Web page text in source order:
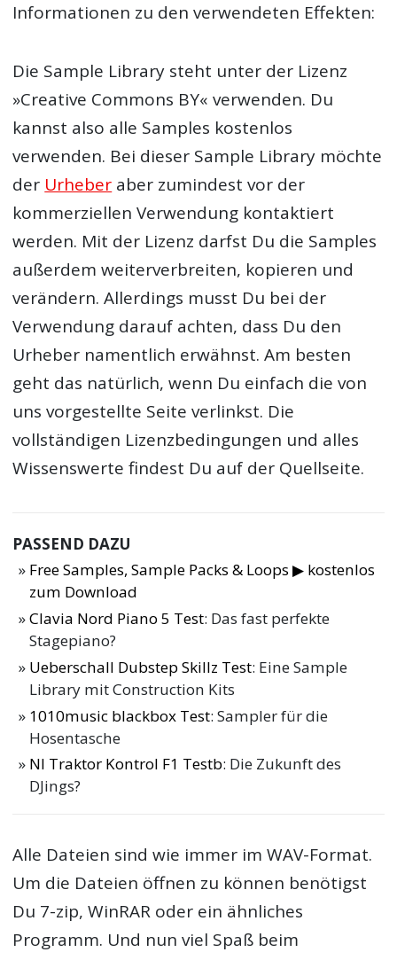
Informationen zu den verwendeten Effekten:
Die Sample Library steht unter der Lizenz
»Creative Commons BY« verwenden. Du
kannst also alle Samples kostenlos
verwenden. Bei dieser Sample Library möchte
der Urheber aber zumindest vor der
kommerziellen Verwendung kontaktiert
werden. Mit der Lizenz darfst Du die Samples
außerdem weiterverbreiten, kopieren und
verändern. Allerdings musst Du bei der
Verwendung darauf achten, dass Du den
Urheber namentlich erwähnst. Am besten
geht das natürlich, wenn Du einfach die von
uns vorgestellte Seite verlinkst. Die
vollständigen Lizenzbedingungen und alles
Wissenswerte findest Du auf der Quellseite.
PASSEND DAZU
Free Samples, Sample Packs & Loops ▶ kostenlos
zum Download
Clavia Nord Piano 5 Test: Das fast perfekte
Stagepiano?
Ueberschall Dubstep Skillz Test: Eine Sample
Library mit Construction Kits
1010music blackbox Test: Sampler für die
Hosentasche
NI Traktor Kontrol F1 Testb: Die Zukunft des
DJings?
Alle Dateien sind wie immer im WAV-Format.
Um die Dateien öffnen zu können benötigst
Du 7-zip, WinRAR oder ein ähnliches
Programm. Und nun viel Spaß beim